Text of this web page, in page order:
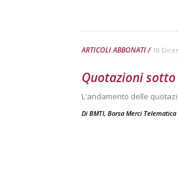
ARTICOLI ABBONATI 10
Quotazioni
L'andamento delle
Di BMTI, Borsa Merci